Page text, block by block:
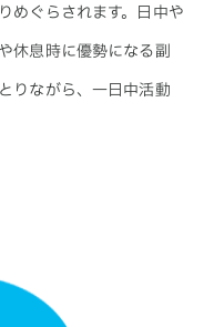
めぐらされます。日中や
休息時に優勢になる副
りながら、一日中活動